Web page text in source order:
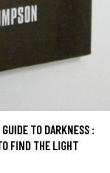
TO DARKNESS :
FIND THE LIGHT